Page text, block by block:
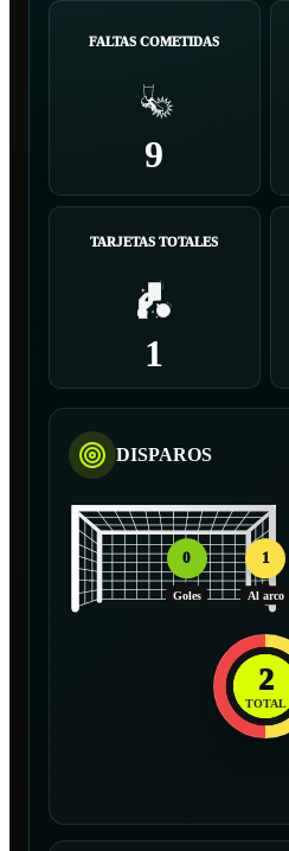
FALTAS COMETIDAS
9
TARJETAS TOTALES
1
DISPAROS
0
Goles
1
Al arco
2
TOTAL